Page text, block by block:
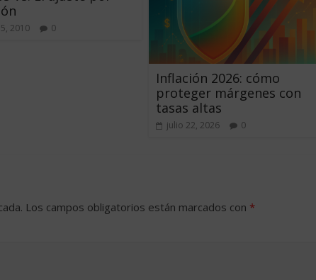
2010 0
Inflación 2026: cómo
proteger márgenes con
tasas altas
julio 22, 2026 0
Los campos obligatorios están marcados con *